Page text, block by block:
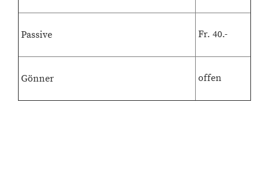
Passive Fr. 40.-
Gönner offen